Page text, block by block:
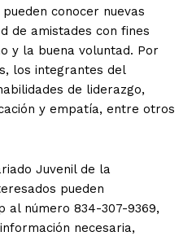
conocer nuevas
de amistades con fines
y la buena voluntad. Por
los integrantes del
de liderazgo,
y empatía, entre otros
Juvenil de la
pueden
al número 834-307-9369,
necesaria,